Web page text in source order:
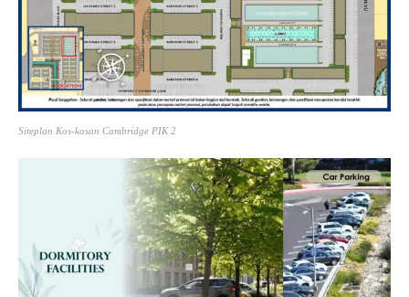
Siteplan Kos-kosan Cambridge PIK 2